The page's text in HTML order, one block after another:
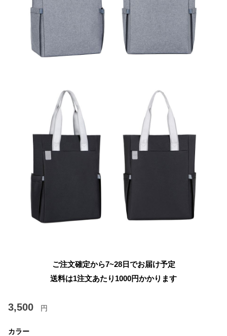
ご注文確定から7~28日でお届け予定
送料は1注文あたり 1000円かかります
3,500 円
カラー